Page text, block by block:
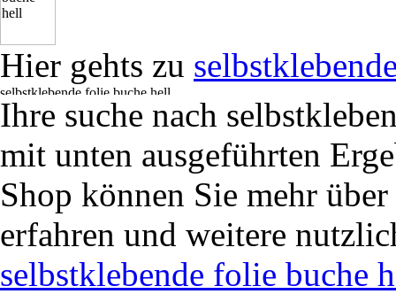
Hier gehts zu
Ihre suche nach
mit unten ausgeführten
Shop können Sie mehr über
erfahren und weitere
selbstklebende folie buche